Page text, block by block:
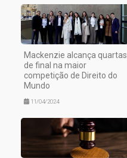
Mackenzie alcança quartas
de final na maior
competição de Direito do
Mundo
11/04/2024